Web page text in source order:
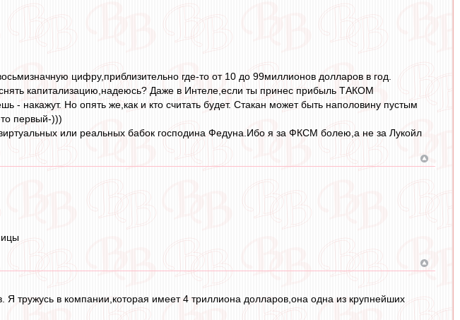
цифру,приблизительно где-то от 10 до 99миллионов долларов в год.
капитализацию,надеюсь? Даже в Интеле,если ты принес прибыль ТАКОМ
накажут. Но опять же,как и кто считать будет. Стакан может быть наполовину пустым
первый-)))
или реальных бабок господина Федуна.Ибо я за ФКСМ болею,а не за Лукойл
Я тружусь в компании,которая имеет 4 триллиона долларов,она одна из крупнейших